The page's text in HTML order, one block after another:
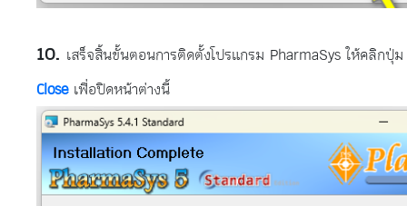
เสร็จสิ้นขั้นตอนการติดตั้งโปรแกรม PharmaSys ให้คลิกปุ่ม
Closeเพื่อปิดหน้าต่างนี้